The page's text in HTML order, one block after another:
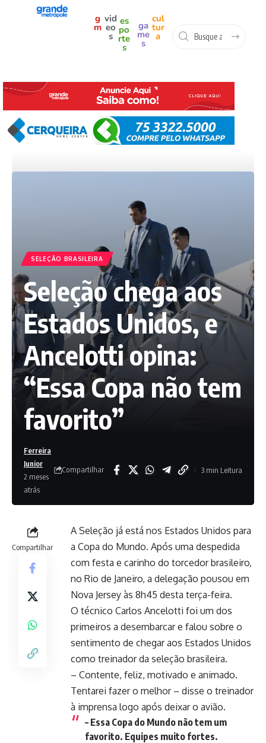
g
m
vid
eo
s
es
po
rte
s
ga
me
s
cul
tur
a
SELEÇÃO BRASILEIRA
Seleção chega aos
Estados Unidos, e
Ancelotti opina:
“Essa Copa não tem
favorito”
Ferreira
Junior
2 meses
atrás
Compartilhar 3 min Leitura
Compartilhar
A Seleção já está nos Estados Unidos para
a Copa do Mundo. Após uma despedida
com festa e carinho do torcedor brasileiro,
no Rio de Janeiro, a delegação pousou em
Nova Jersey às 8h45 desta terça-feira.
O técnico Carlos Ancelotti foi um dos
primeiros a desembarcar e falou sobre o
sentimento de chegar aos Estados Unidos
como treinador da seleção brasileira.
– Contente, feliz, motivado e animado.
Tentarei fazer o melhor – disse o treinador
à imprensa logo após deixar o avião.
– Essa Copa do Mundo não tem um
favorito. Equipes muito fortes.